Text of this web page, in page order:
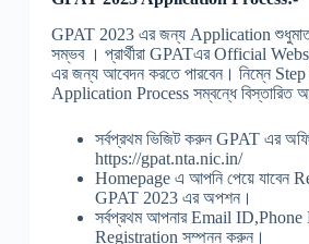
GPAT 2023 এর জন্য Application
সম্ভব । প্রার্থীরা GPATএর Official
এর জন্য আবেদন করতে পারবেন। নিম্নে
Application Process সম্বন্ধে বিস্তারিত
সর্বপ্রথম ভিজিট করুন GPAT এর
https://gpat.nta.nic.in/
Homepage এ আপনি পেয়ে যাবেন
GPAT 2023 এর অপশন।
সর্বপ্রথম আপনার Email ID,Phone
Registration সম্পন্ন করুন।